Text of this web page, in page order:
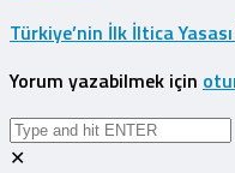
Türkiye’nin İlk İltica
Yorum yazabilmek için
✕